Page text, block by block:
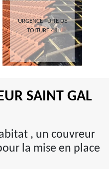
URGENCE FUITE DE
TOITURE 48
SAINT GAL
, un couvreur
la mise en place